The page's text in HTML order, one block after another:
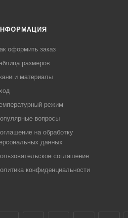
оформить заказ
размеров
и материалы
режим
вопросы
на обработку
данных
соглашение
конфиденциальности